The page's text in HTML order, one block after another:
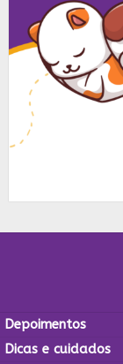
Depoimentos
Dicas e cuidados